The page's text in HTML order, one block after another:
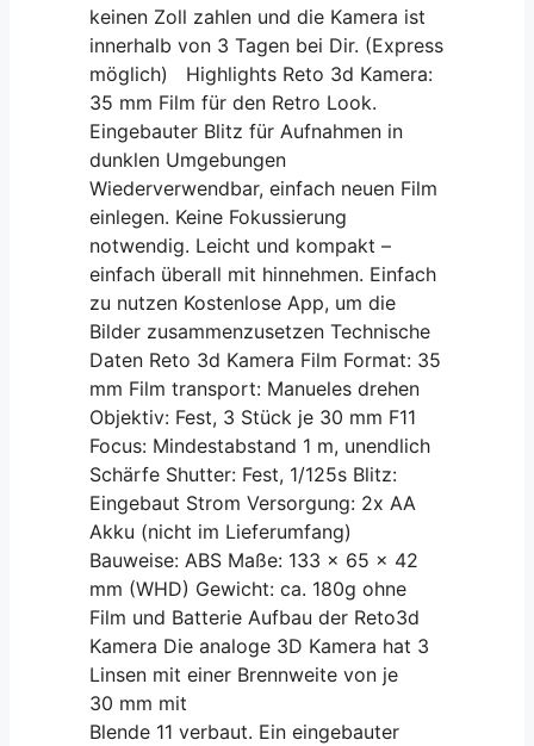
keinen Zoll zahlen und die Kamera ist
innerhalb von 3 Tagen bei Dir. (Express
möglich) Highlights Reto 3d Kamera:
35 mm Film für den Retro Look.
Eingebauter Blitz für Aufnahmen in
dunklen Umgebungen
Wiederverwendbar, einfach neuen Film
einlegen. Keine Fokussierung
notwendig. Leicht und kompakt –
einfach überall mit hinnehmen. Einfach
zu nutzen Kostenlose App, um die
Bilder zusammenzusetzen Technische
Daten Reto 3d Kamera Film Format: 35
mm Film transport: Manueles drehen
Objektiv: Fest, 3 Stück je 30 mm F11
Focus: Mindestabstand 1 m, unendlich
Schärfe Shutter: Fest, 1/125s Blitz:
Eingebaut Strom Versorgung: 2x AA
Akku (nicht im Lieferumfang)
Bauweise: ABS Maße: 133 x 65 x 42
mm (WHD) Gewicht: ca. 180g ohne
Film und Batterie Aufbau der Reto3d
Kamera Die analoge 3D Kamera hat 3
Linsen mit einer Brennweite von je
30 mm mit
Blende 11 verbaut. Ein eingebauter